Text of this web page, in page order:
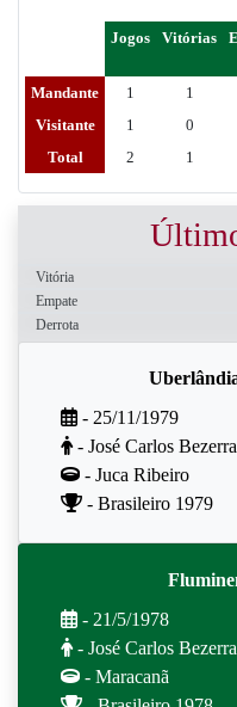
Jogos Vitórias
Mandante 1 1
Visitante
1 0
Total
2 1
Vitória
Empate
Derrota
- 25/11/1979
- José Carlos Bezerra
- Juca Ribeiro
- Brasileiro 1979
- 21/5/1978
- José Carlos Bezerra
- Maracanã